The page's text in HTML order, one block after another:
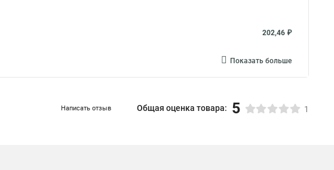
202,46 ₽
Показать больше
Написать отзыв Общая оценка товара: 5 1